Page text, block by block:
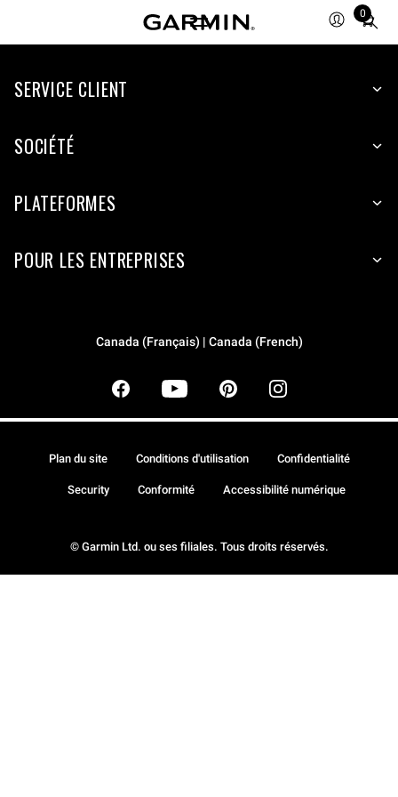
0
Total
items
cart:
SERVICE CLIENT
SOCIÉTÉ
PLATEFORMES
POUR LES ENTREPRISES
Canada (Français) | Canada (French)
© Garmin Ltd. ou ses filiales. Tous droits réservés.
Plan du site Conditions d'utilisation Confidentialité
Security Conformité Accessibilité numérique